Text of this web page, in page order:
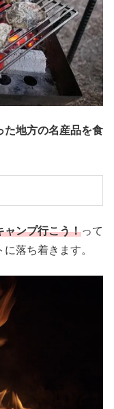
た地方の名産品を食
ャンプ行こう！って
落ち着きます。